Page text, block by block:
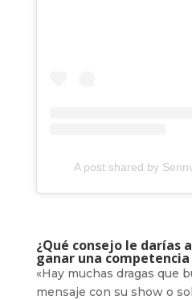
A post shared by
¿Qué consejo le darías
ganar una
«Hay muchas dragas que
mensaje con su show o